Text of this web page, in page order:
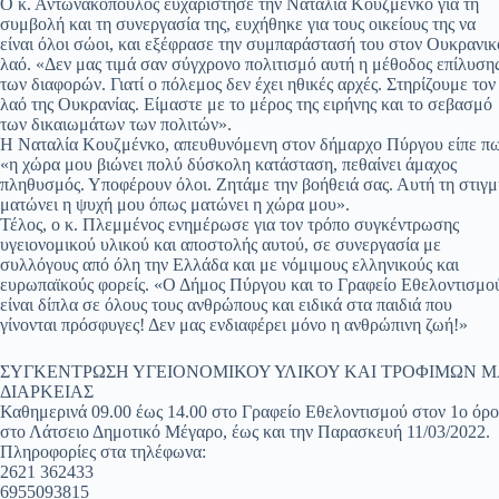
συμβολή και τη συνεργασία της, ευχήθηκε για τους οικείους της να
είναι όλοι σώοι, και εξέφρασε την συμπαράστασή του στον
λαό. «Δεν μας τιμά σαν σύγχρονο πολιτισμό αυτή η μέθοδος
των διαφορών. Γιατί ο πόλεμος δεν έχει ηθικές αρχές. Στηρίζουμε τον
λαό της Ουκρανίας. Είμαστε με το μέρος της ειρήνης και το σεβασμό
των δικαιωμάτων των πολιτών».
Η Ναταλία Κουζμένκο, απευθυνόμενη στον δήμαρχο Πύργου είπε
«η χώρα μου βιώνει πολύ δύσκολη κατάσταση, πεθαίνει άμαχος
πληθυσμός. Υποφέρουν όλοι. Ζητάμε την βοήθειά σας. Αυτή τη
ματώνει η ψυχή μου όπως ματώνει η χώρα μου».
Τέλος, ο κ. Πλεμμένος ενημέρωσε για τον τρόπο συγκέντρωσης
υγειονομικού υλικού και αποστολής αυτού, σε συνεργασία με
συλλόγους από όλη την Ελλάδα και με νόμιμους ελληνικούς και
ευρωπαϊκούς φορείς. «Ο Δήμος Πύργου και το Γραφείο
είναι δίπλα σε όλους τους ανθρώπους και ειδικά στα παιδιά που
γίνονται πρόσφυγες! Δεν μας ενδιαφέρει μόνο η ανθρώπινη ζωή!»
ΣΥΓΚΕΝΤΡΩΣΗ ΥΓΕΙΟΝΟΜΙΚΟΥ ΥΛΙΚΟΥ ΚΑΙ ΤΡΟΦΙΜΩΝ
ΔΙΑΡΚΕΙΑΣ
Καθημερινά 09.00 έως 14.00 στο Γραφείο Εθελοντισμού στον 1ο
στο Λάτσειο Δημοτικό Μέγαρο, έως και την Παρασκευή 11/03/2022.
Πληροφορίες στα τηλέφωνα:
2621 362433
6955093815